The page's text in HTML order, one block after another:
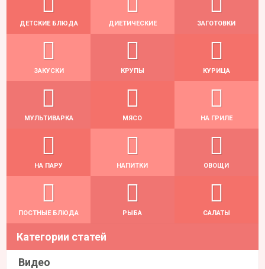
ДЕТСКИЕ БЛЮДА ДИЕТИЧЕСКИЕ ЗАГОТОВКИ
ЗАКУСКИ КРУПЫ КУРИЦА
МУЛЬТИВАРКА МЯСО НА ГРИЛЕ
НА ПАРУ НАПИТКИ ОВОЩИ
ПОСТНЫЕ БЛЮДА РЫБА САЛАТЫ
Категории статей
Видео